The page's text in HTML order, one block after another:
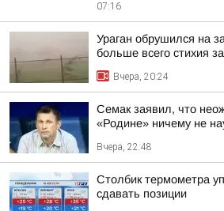
07:16
Ураган обрушился на
больше всего стихия
Вчера, 20:24
Семак заявил, что
«Родине» ничему не
Вчера, 22:48
Столбик термометра
сдавать позиции